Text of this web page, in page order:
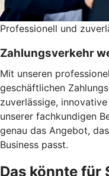
Professionell und
Zahlungsverkehr
Mit unseren
geschäftlichen
zuverlässige,
unserer fachkundigen
genau das Angebot,
Business passt.
Das könnte für